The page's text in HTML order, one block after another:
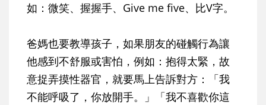
如：微笑、握握手、Give me five、比V字。
爸媽也要教導孩子，如果朋友的碰觸行為讓
他感到不舒服或害怕，例如：抱得太緊，故
意捉弄摸性器官，就要馬上告訴對方：「我
不能呼吸了，你放開手。」「我不喜歡你這